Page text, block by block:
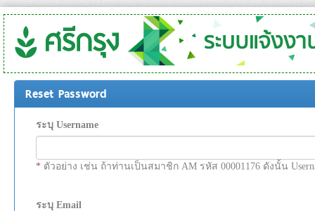
Reset Password
ระบุ Username
* ตัวอย่าง เช่น ถ้าท่านเป็นสมาชิก AM รหัส 00001176 ดังนั้น
ระบุ Email